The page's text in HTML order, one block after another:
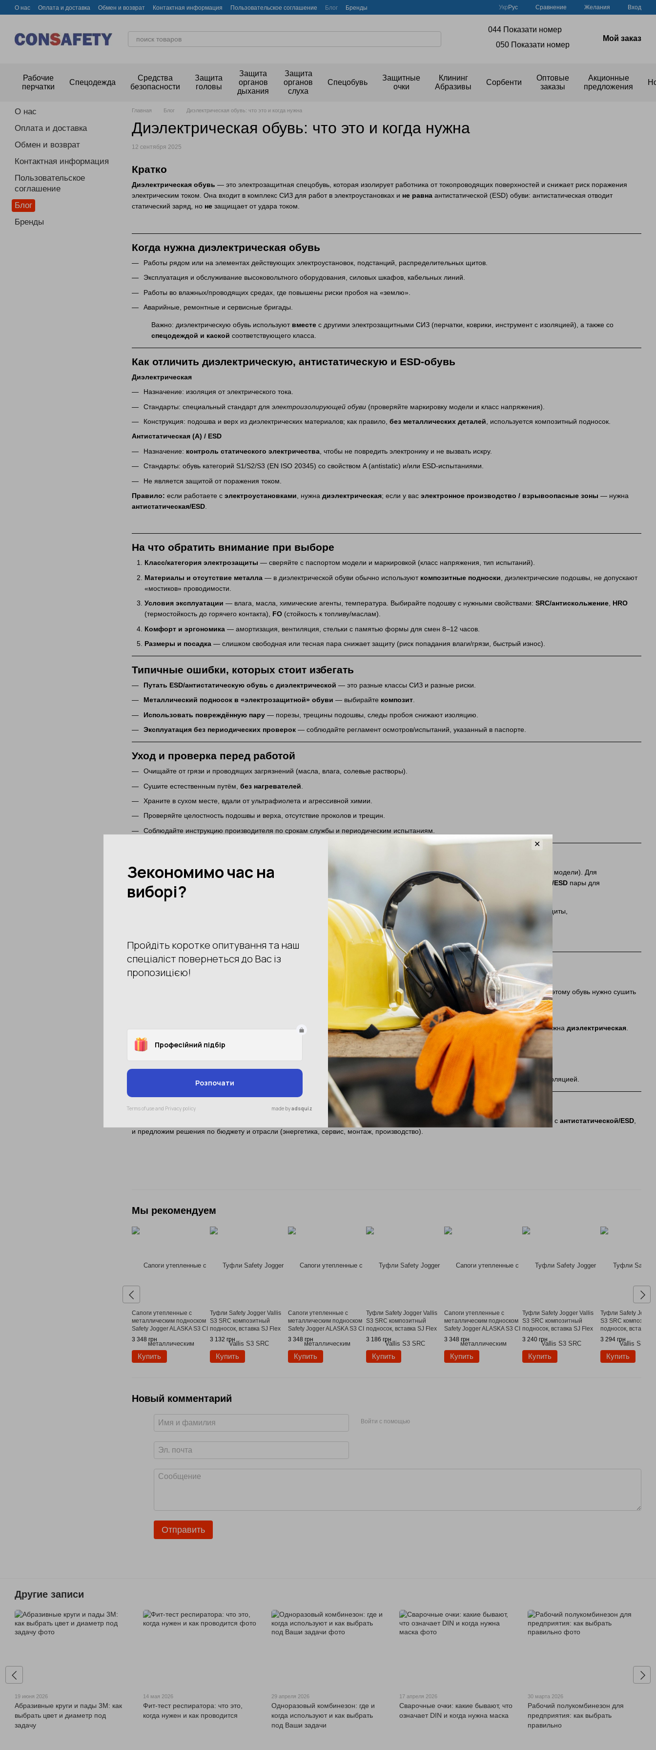
Перейти к основному контенту
О нас Оплата и доставка Обмен и возврат Контактная информация Пользовательское соглашение Блог Бренды Укр Рус Сравнение Желания Вход
044 Показати номер
050 Показати номер
Мой заказ
Рабочие
перчатки
Спецодежда
Средства
безопасности
Защита
головы
Защита
органов
дыхания
Защита
органов
слуха
Спецобувь
Защитные
очки
Клининг
Абразивы
Сорбенти
Оптовые
заказы
Акционные
предложения
Главная Блог Диэлектрическая обувь: что это и когда нужна
Диэлектрическая обувь: что это и когда нужна
12 сентября 2025
Кратко
Диэлектрическая обувь — это электрозащитная спецобувь, которая изолирует работника от токопроводящих поверхностей и снижает риск поражения
электрическим током. Она входит в комплекс СИЗ для работ в электроустановках и не равна антистатической (ESD) обуви: антистатическая отводит
статический заряд, но не защищает от удара током.
Когда нужна диэлектрическая обувь
Работы рядом или на элементах действующих электроустановок, подстанций, распределительных щитов.
Эксплуатация и обслуживание высоковольтного оборудования, силовых шкафов, кабельных линий.
Работы во влажных/проводящих средах, где повышены риски пробоя на «землю».
Аварийные, ремонтные и сервисные бригады.
Важно: диэлектрическую обувь используют вместе с другими электрозащитными СИЗ (перчатки, коврики, инструмент с изоляцией), а также со
спецодеждой и каской соответствующего класса.
Как отличить диэлектрическую, антистатическую и ESD‑обувь
Диэлектрическая
Назначение: изоляция от электрического тока.
Стандарты: специальный стандарт для электроизолирующей обуви (проверяйте маркировку модели и класс напряжения).
Конструкция: подошва и верх из диэлектрических материалов; как правило, без металлических деталей , используется композитный подносок.
Антистатическая (A) / ESD
Назначение: контроль статического электричества , чтобы не повредить электронику и не вызвать искру.
Стандарты: обувь категорий S1/S2/S3 (EN ISO 20345) со свойством A (antistatic) и/или ESD‑испытаниями.
Не является защитой от поражения током.
Правило: если работаете с электроустановками , нужна диэлектрическая; если у вас электронное производство / взрывоопасные зоны — нужна
антистатическая/ESD
На что обратить внимание при выборе
Класс/категория электрозащиты — сверяйте с паспортом модели и маркировкой (класс напряжения, тип испытаний).
Материалы и отсутствие металла — в диэлектрической обуви обычно используют композитные подноски , диэлектрические подошвы, не допускают
«мостиков» проводимости.
Условия эксплуатации — влага, масла, химические агенты, температура. Выбирайте подошву с нужными свойствами: SRC/антискольжение HRO
(термостойкость до горячего контакта), FO (стойкость к топливу/маслам).
Комфорт и эргономика — амортизация, вентиляция, стельки с памятью формы для смен 8–12 часов.
Размеры и посадка — слишком свободная или тесная пара снижает защиту (риск попадания влаги/грязи, быстрый износ).
Типичные ошибки, которых стоит избегать
Путать ESD/антистатическую обувь с диэлектрической — это разные классы СИЗ и разные риски.
Металлический подносок в «электрозащитной» обуви — выбирайте композит.
Использовать повреждённую пару — порезы, трещины подошвы, следы пробоя снижают изоляцию.
Эксплуатация без периодических проверок — соблюдайте регламент осмотров/испытаний, указанный в паспорте.
Уход и проверка перед работой
Очищайте от грязи и проводящих загрязнений (масла, влага, солевые растворы).
Сушите естественным путём, без нагревателей
Храните в сухом месте, вдали от ультрафиолета и агрессивной химии.
Проверяйте целостность подошвы и верха, отсутствие проколов и трещин.
Соблюдайте инструкцию производителя по срокам службы и периодическим испытаниям.
На сайте доступен широкий выборспецобуви
(включая антискользящие, утеплённые, тактические, для сварщиков, медицинские модели). Для
именно диэлектрические моделипод ваши условия, а также антистатические/ESD пары для
электронного производства и взрывоопасных зон.
Напишите нам — подскажем разницу между диэлектрической и ESD, подберём композитный подносок
, нужный класс защиты,
антискользящие свойства (SRC) и совместимость с другими СИЗ.
FAQ
Можно ли работать во влажных условиях?
Да, но проверяйте маркировку пары и соблюдайте инструкцию производителя. Вода и солевые растворы ухудшают изоляцию, поэтому обувь нужно сушить
Можно ли взять антистатическую обувь для работ с электроустановками?
Нет. Антистатическая (A/ESD) предотвращает накопление заряда, ноне защищаетот поражения током. Для электроустановок нужна диэлектрическая
Какой подносок безопасный?
Для диэлектрических моделей —
, без металла.
Нужно ли всё равно носить перчатки и другие СИЗ?
Да. Обувь — лишь часть системы электробезопасности; обязательны электрозащитные перчатки, одежда, шлем, инструмент с изоляцией.
Подобрать диэлектрическую обувь под ваши условия
диэлектрическую спецобувь с подтверждённой сертификацией, объясним разницу с антистатической/ESD
и предложим решения по бюджету и отрасли (энергетика, сервис, монтаж, производство).
Мы рекомендуем
Сапоги утепленные с
металлическим подноском
Safety Jogger ALASKA S3 CI
SRC
3 348 грн
Купить
Туфли Safety Jogger Vallis
S3 SRC композитный
подносок, вставка SJ Flex
3 132 грн
Купить
Сапоги утепленные с
металлическим подноском
Safety Jogger ALASKA S3 CI
SRC
3 348 грн
Купить
Туфли Safety Jogger Vallis
S3 SRC композитный
подносок, вставка SJ Flex
3 186 грн
Купить
Сапоги утепленные с
металлическим подноском
Safety Jogger ALASKA S3 CI
SRC
3 348 грн
Купить
Туфли Safety Jogger Vallis
S3 SRC композитный
подносок, вставка SJ Flex
3 240 грн
Купить
Туфли Safety
S3 SRC
подносок, вставка
3 294 грн
Купить
Новый комментарий
Войти с помощью
Отправить
О нас
Оплата и доставка
Обмен и возврат
Контактная информация
Пользовательское
соглашение
Блог
Бренды
Другие записи
19 июня 2026
Абразивные круги и пады 3M: как
выбрать цвет и диаметр под
задачу
14 мая 2026
Фит-тест респиратора: что это,
когда нужен и как проводится
29 апреля 2026
Одноразовый комбинезон: где и
когда используют и как выбрать
под Ваши задачи
17 апреля 2026
Сварочные очки: какие бывают, что
означает DIN и когда нужна маска
30 марта 2026
Рабочий полукомбинезон для
предприятия: как выбрать
правильно
✕